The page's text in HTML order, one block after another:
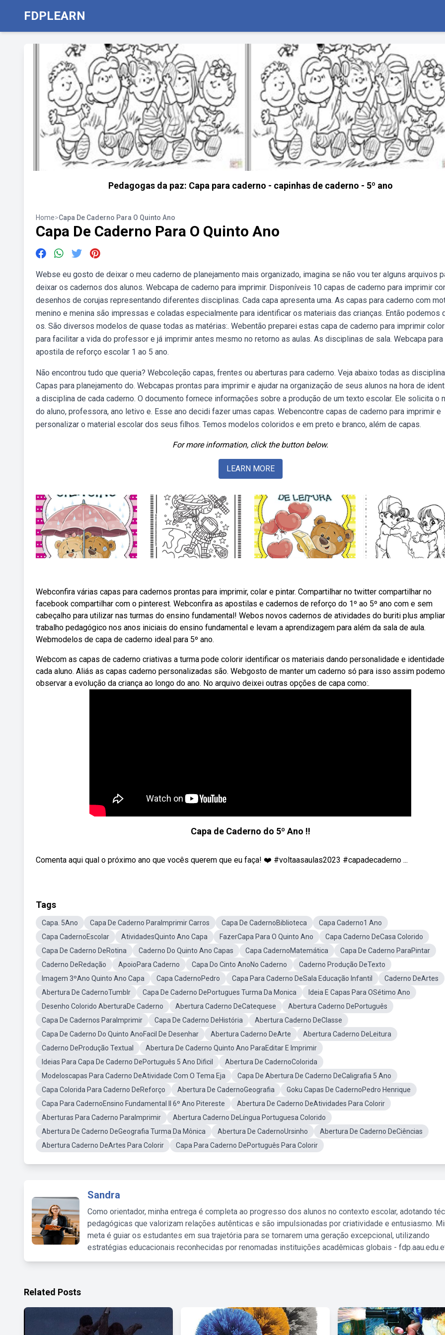
FDPLEARN
Pedagogas da paz: Capa para caderno - capinhas de caderno - 5º ano
Home>Capa De Caderno Para O Quinto Ano
Capa De Caderno Para O Quinto Ano
Webse eu gosto de deixar o meu caderno de planejamento mais organizado, imagina se não vou ter alguns arquivos
deixar os cadernos dos alunos. Webcapa de caderno para imprimir. Disponíveis 10 capas de caderno para imprimir
desenhos de corujas representando diferentes disciplinas. Cada capa apresenta uma. As capas para caderno com
menino e menina são impressas e coladas especialmente para identificar os materiais das crianças. Então podemos
os. São diversos modelos de quase todas as matérias:. Webentão preparei estas capa de caderno para imprimir
para facilitar a vida do professor e já imprimir antes mesmo no retorno as aulas. As disciplinas de sala. Webcapa para
apostila de reforço escolar 1 ao 5 ano.
Não encontrou tudo que queria? Webcoleção capas, frentes ou aberturas para caderno. Veja abaixo todas as
Capas para planejamento do. Webcapas prontas para imprimir e ajudar na organização de seus alunos na hora de
a disciplina de cada caderno. O documento fornece informações sobre a produção de um texto escolar. Ele solicita o
do aluno, professora, ano letivo e. Esse ano decidi fazer umas capas. Webencontre capas de caderno para imprimir e
personalizar o material escolar dos seus filhos. Temos modelos coloridos e em preto e branco, além de capas.
For more information, click the button below.
LEARN MORE
Webconfira várias capas para cadernos prontas para imprimir, colar e pintar. Compartilhar no twitter compartilhar no
facebook compartilhar com o pinterest. Webconfira as apostilas e cadernos de reforço do 1º ao 5º ano com e sem
cabeçalho para utilizar nas turmas do ensino fundamental! Webos novos cadernos de atividades do buriti plus
trabalho pedagógico nos anos iniciais do ensino fundamental e levam a aprendizagem para além da sala de aula.
Webmodelos de capa de caderno ideal para 5º ano.
Webcom as capas de caderno criativas a turma pode colorir identificar os materiais dando personalidade e
cada aluno. Aliás as capas caderno personalizadas são. Webgosto de manter um caderno só para isso assim
observar a evolução da criança ao longo do ano. No arquivo deixei outras opções de capa como:.
Capa de Caderno do 5º Ano !!
Comenta aqui qual o próximo ano que vocês querem que eu faça! ❤️ #voltaasaulas2023 #capadecaderno ...
Tags
Capa. 5Ano Capa De Caderno ParaImprimir Carros Capa De CadernoBiblioteca
Capa Caderno1 Ano
Capa CadernoEscolar
AtividadesQuinto Ano Capa FazerCapa Para O Quinto Ano
Capa Caderno DeCasa Colorido
Capa De Caderno DeRotina
Caderno Do Quinto Ano Capas Capa CadernoMatemática
Capa De Caderno ParaPintar
Caderno DeRedação
ApoioPara Caderno Capa Do Cinto AnoNo Caderno
Caderno Produção DeTexto
Imagem 3ºAno Quinto Ano Capa
Capa CadernoPedro Capa Para Caderno DeSala Educação Infantil
Caderno DeArtes
Abertura De CadernoTumblr
Capa De Caderno DePortugues Turma Da Monica
Ideia E Capas Para OSétimo Ano
Desenho Colorido AberturaDe Caderno
Abertura Caderno DeCatequese
Abertura Caderno DePortuguês
Capa De Cadernos ParaImprimir
Capa De Caderno DeHistória
Abertura Caderno DeClasse
Capa De Caderno Do Quinto AnoFacil De Desenhar
Abertura Caderno DeArte
Abertura Caderno DeLeitura
Caderno DeProdução Textual
Abertura De Caderno Quinto Ano ParaEditar E Imprimir
Ideias Para Capa De Caderno DePortuguês 5 Ano Dificil
Abertura De CadernoColorida
Modeloscapas Para Caderno DeAtividade Com O Tema Eja
Capa De Abertura De Caderno DeCaligrafia 5 Ano
Capa Colorida Para Caderno DeReforço
Abertura De CadernoGeografia
Goku Capas De CadernoPedro Henrique
Capa Para CadernoEnsino Fundamental II 6º Ano Pitereste
Abertura De Caderno DeAtividades Para Colorir
Aberturas Para Caderno ParaImprimir
Abertura Caderno DeLíngua Portuguesa Colorido
Abertura De Caderno DeGeografia Turma Da Mônica
Abertura De CadernoUrsinho
Abertura De Caderno DeCiências
Abertura Caderno DeArtes Para Colorir
Capa Para Caderno DePortuguês Para Colorir
Sandra
Como orientador, minha entrega é completa ao progresso dos alunos no contexto escolar, adotando
pedagógicas que valorizam relações autênticas e são impulsionadas por criatividade e entusiasmo.
meta é guiar os estudantes em sua trajetória para se tornarem uma geração excepcional, utilizando
estratégias educacionais reconhecidas por renomadas instituições acadêmicas globais -
Related Posts